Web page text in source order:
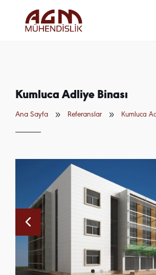
agm@agm.com.
tr
Kumluca Adliye Binası
Ana Sayfa 9 Referanslar 9 Kumluca